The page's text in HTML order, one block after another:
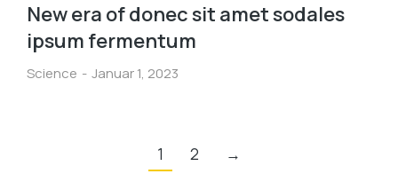
New era of donec sit amet sodales
ipsum fermentum
Science Januar 1, 2023
1 2 →